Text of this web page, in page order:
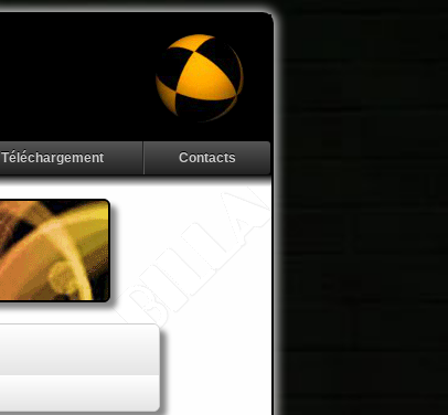
Téléchargement Contacts